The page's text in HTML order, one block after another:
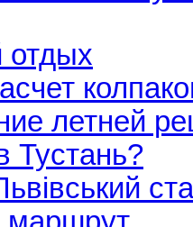
отдых
летней
Тустань?